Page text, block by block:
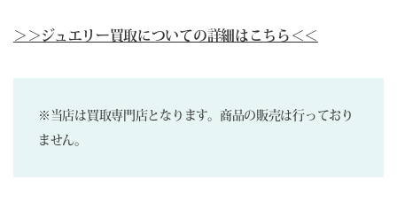
＞＞ジュエリー買取についての詳細はこちら＜＜
※当店は買取専門店となります。商品の販売は行っており
ません。